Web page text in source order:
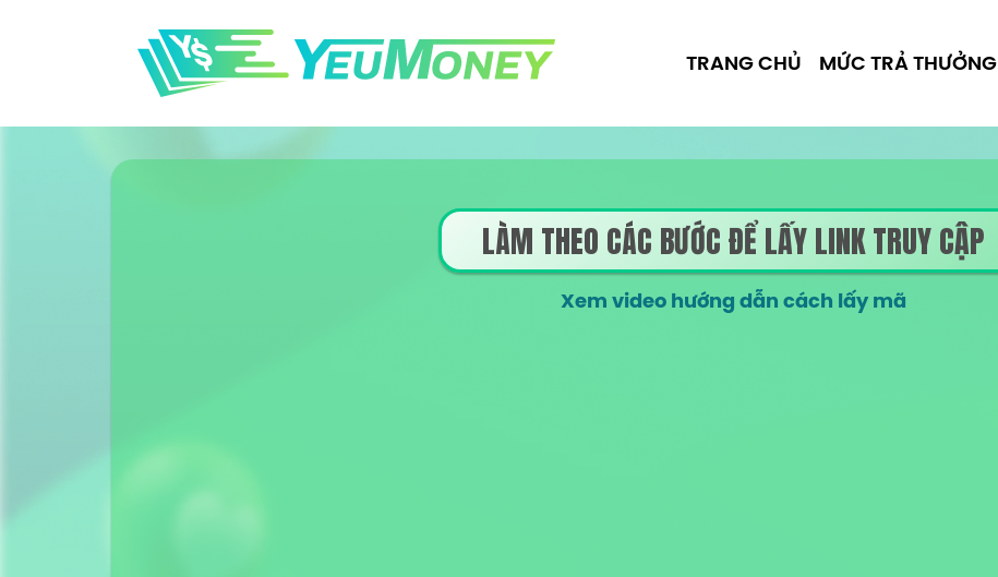
TRANG CHỦ MỨC TRẢ THƯỞNG
LÀM THEO CÁC BƯỚCĐỂ LẤY LINK TRUY CẬP
Xem video hướng dẫn cách lấy mã